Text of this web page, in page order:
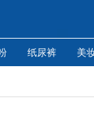
纸尿裤 美